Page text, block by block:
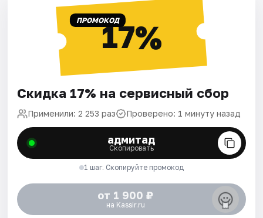
ПРОМОКОД17%
Скидка 17% на сервисный сбор
Применили: 2 253 раз Проверено: 1 минуту назад
адмитад
Скопировать
1 шаг. Скопируйте промокод
от 1 900 ₽
на Kassir.ru